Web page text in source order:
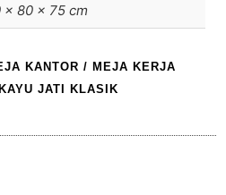
× 80 × 75 cm
KANTOR / MEJA KERJA
JATI KLASIK